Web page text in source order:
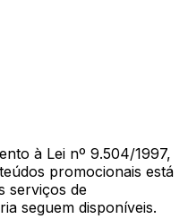
à Lei nº 9.504/1997,
promocionais está
serviços de
seguem disponíveis.